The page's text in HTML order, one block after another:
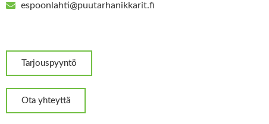
espoonlahti@puutarhanikkarit.fi
Tarjouspyyntö
Ota yhteyttä